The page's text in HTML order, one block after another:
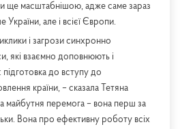
ще масштабнішою, адже саме зараз
але і всієї Європи.
і загрози синхронно
які взаємно доповнюють і
до вступу до
країни, – сказала Тетяна
перемога – вона перш за
Вона про ефективну роботу всіх